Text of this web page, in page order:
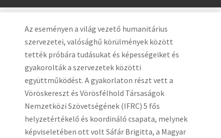
Az eseményen a világ vezető humanitárius
szervezetei, valósághű körülmények között
tették próbára tudásukat és képességeiket és
gyakorolták a szervezetek közötti
együttműködést. A gyakorlaton részt vett a
Vöröskereszt és Vörösfélhold Társaságok
Nemzetközi Szövetségének (IFRC) 5 fős
helyzetértékelő és koordináló csapata, melynek
képviseletében ott volt Sáfár Brigitta, a Magyar